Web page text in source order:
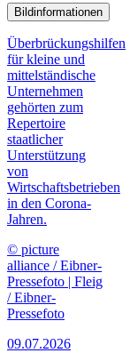
Bildinformationen
Überbrückungshilfen
für kleine und
mittelständische
Unternehmen
gehörten zum
Repertoire
staatlicher
Unterstützung
von
Wirtschaftsbetrieben
in den Corona-
Jahren.
© picture
alliance / Eibner-
Pressefoto | Fleig
/ Eibner-
Pressefoto
09.07.2026